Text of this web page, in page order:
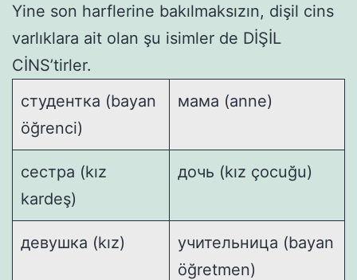
Yine son harflerine bakılmaksızın, dişil cins
varlıklara ait olan şu isimler de DİŞİL
CİNS’tirler.
студентка (bayan
öğrenci)
мама (anne)
сестра (kız
kardeş)
дочь (kız çocuğu)
девушка (kız)
учительница (bayan
öğretmen)